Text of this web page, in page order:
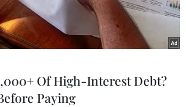
thiệu sản phẩm bảo hiểm hưu
tên gọi: An Nghiệp Hưu Trí.
bảo hiểm dành cho những
đồng lao động với doanh
thành viên khác được doanh
tham gia bảo hiểm.
Of High-Interest Debt?
Paying